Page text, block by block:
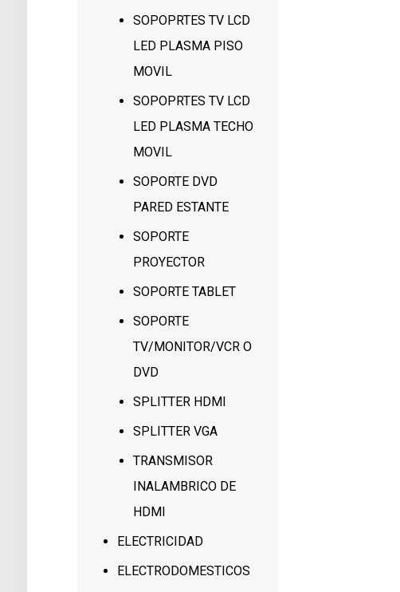
SOPOPRTES TV LCD
LED PLASMA PISO
MOVIL
SOPOPRTES TV LCD
LED PLASMA TECHO
MOVIL
SOPORTE DVD
PARED ESTANTE
SOPORTE
PROYECTOR
SOPORTE TABLET
SOPORTE
TV/MONITOR/VCR O
DVD
SPLITTER HDMI
SPLITTER VGA
TRANSMISOR
INALAMBRICO DE
HDMI
ELECTRICIDAD
ELECTRODOMESTICOS